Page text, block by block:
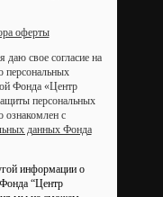
оферты
свое согласие на
персональных
Фонда «Центр
персональных
ознакомлен с
данных Фонда
информации о
“Центр